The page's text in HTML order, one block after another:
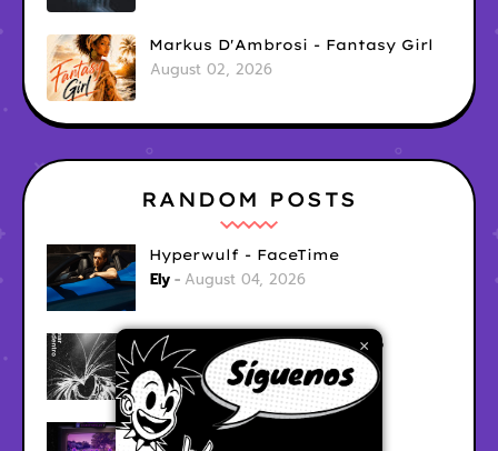
×
Markus D'Ambrosi - Fantasy Girl
August 02, 2026
RANDOM POSTS
Hyperwulf - FaceTime
Ely August 04, 2026
BARRACÜDA - Mar Adentro
Ely August 04, 2026
CabinTwelve - Doing Fine